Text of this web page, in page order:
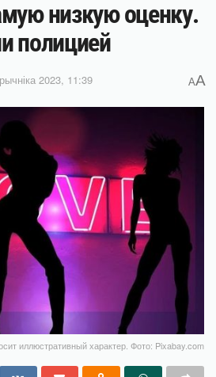
низкую оценку.
полицией
2023, 11:39 AA
иллюстративный характер. Фото: Pixabay.com